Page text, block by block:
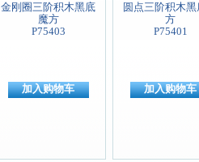
金刚圈三阶积木黑底
魔方
P75403
加入购物车
圆点三阶积木
方
P75401
加入购物车